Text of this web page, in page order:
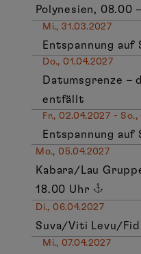
Polynesien, 08.00
Mi., 31.03.2027
Entspannung auf
Do., 01.04.2027
Datumsgrenze –
entfällt
Fr., 02.04.2027 - So.,
Entspannung auf
Mo., 05.04.2027
Kabara/Lau
18.00 Uhr
Di., 06.04.2027
Suva/Viti Levu/
Mi., 07.04.2027